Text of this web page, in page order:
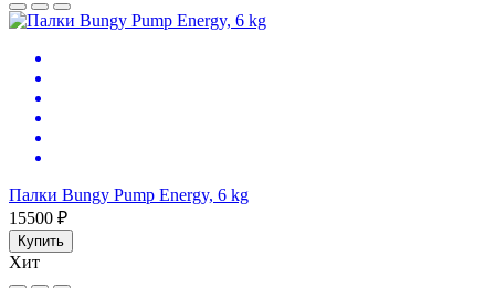
Палки Bungy Pump Energy, 6 kg
15500 ₽
Купить
Хит